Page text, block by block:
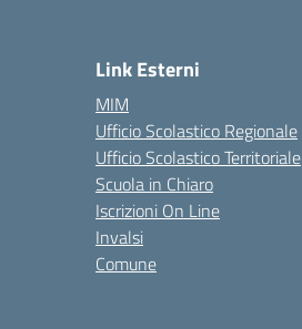
Link Esterni
MIM
Ufficio Scolastico Regionale
Ufficio Scolastico Territoriale
Scuola in Chiaro
Iscrizioni On Line
Invalsi
Comune